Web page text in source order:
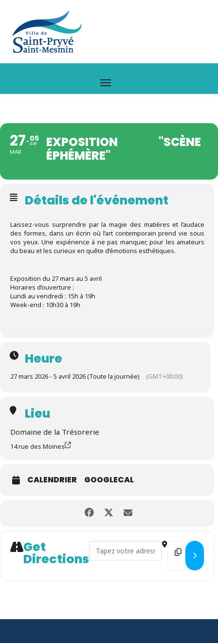
27
MAR
05
AVR
EXPOSITION "SCÈNE
ÉPHÉMÈRE"
Détails de l'événement
Laissez-vous surprendre par la magie des matières et l’audace
des formes, dans un écrin où l’art contemporain prend vie sous
vos yeux. Une expérience à ne pas manquer, pour les amateurs
du beau et les curieux en quête d’émotions esthétiques.
Exposition du 27 mars au 5 avril
Horaires d’ouverture :
Lundi au vendredi : 15h à 19h
Week-end : 10h30 à 19h
Heure
27 mars 2026 - 5 avril 2026 (Toute la journée) (GMT+00:00)
Lieu
Domaine de la Trésorerie
14 rue des Moines
CALENDRIER GOOGLECAL
Get
Directions
Address - Exposition "Scène